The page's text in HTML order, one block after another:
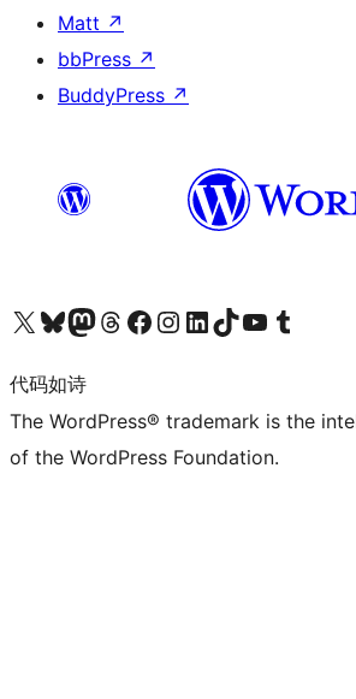
Matt ↗
bbPress ↗
BuddyPress ↗
关注我们的 X（原 Twitter）账号访问我们的 Bluesky 账号关注我们的 Mastodon 账号访问我们的 Threads 账号 访问我们的 Facebook 公共主页关注我们的 Instagram 账号 关注我们的 LinkedIn 主页访问我们的 TikTok 账号访问我们的 YouTube 频道 访问我们的 Tumblr 账号
代码如诗
The WordPress® trademark is the
of the WordPress Foundation.